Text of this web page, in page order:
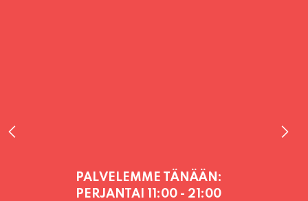
PALVELEMME TÄNÄÄN:
PERJANTAI 11:00 - 21:00